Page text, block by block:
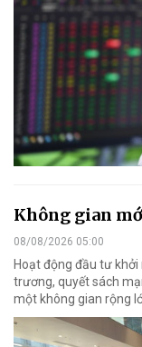
Không gian
08/08/2026 05:00
Hoạt động đầu tư
trương, quyết sách
một không gian rộng